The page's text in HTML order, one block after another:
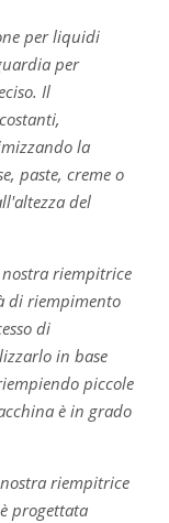
per liquidi
per
Il
la
paste, creme o
del
riempitrice
di riempimento
di
in base
piccole
è in grado
riempitrice
progettata